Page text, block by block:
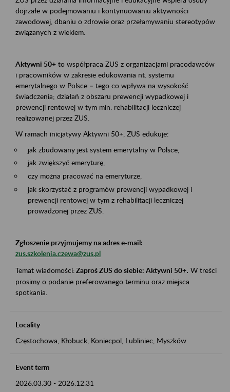
dojrzałe w podejmowaniu i kontynuowaniu aktywności
zawodowej, dbaniu o zdrowie oraz przełamywaniu stereotypów
związanych z wiekiem.
Aktywni 50+ to współpraca ZUS z organizacjami pracodawców
i pracowników w zakresie edukowania nt. systemu
emerytalnego w Polsce – tego co wpływa na wysokość
świadczenia; działań z obszaru prewencji wypadkowej i
prewencji rentowej w tym min. rehabilitacji leczniczej
realizowanej przez ZUS.
W ramach inicjatywy Aktywni 50+, ZUS edukuje:
jak zbudowany jest system emerytalny w Polsce,
jak zwiększyć emeryturę,
czy można pracować na emeryturze,
jak skorzystać z programów prewencji wypadkowej i
prewencji rentowej w tym z rehabilitacji leczniczej
prowadzonej przez ZUS.
Zgłoszenie przyjmujemy na adres e-mail:
zus.szkolenia.czewa@zus.pl
Temat wiadomości:Zaproś ZUS do siebie: Aktywni 50+. W treści
prosimy o podanie preferowanego terminu oraz miejsca
spotkania.
Locality
Częstochowa, Kłobuck, Koniecpol, Lubliniec, Myszków
Event term
2026.03.30 - 2026.12.31